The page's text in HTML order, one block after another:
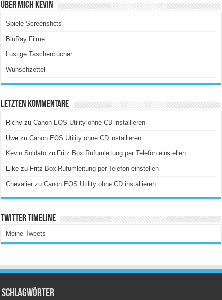
Über Mich Kevin
Spiele Screenshots
BluRay Filme
Lustige Taschenbücher
Wunschzettel
Letzten Kommentare
Richy zuCanon EOS Utility ohne CD installieren
Uwe zuCanon EOS Utility ohne CD installieren
Kevin Soldato zu Fritz Box Rufumleitung per Telefon einstellen
Elke zu Fritz Box Rufumleitung per Telefon einstellen
Chevalier zuCanon EOS Utility ohne CD installieren
Twitter Timeline
Meine Tweets
Schlagwörter